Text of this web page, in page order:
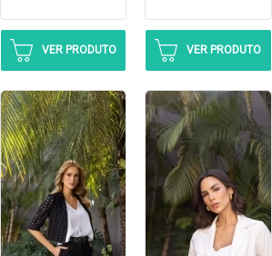
VER PRODUTO VER PRODUTO